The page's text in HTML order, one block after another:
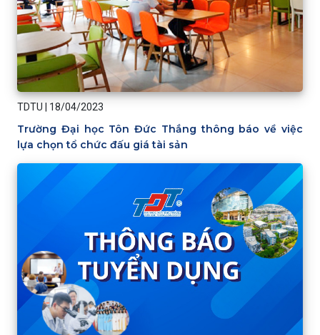
TDTU 18/04/2023
Trường Đại học Tôn Đức Thắng thông báo về việc
lựa chọn tổ chức đấu giá tài sản